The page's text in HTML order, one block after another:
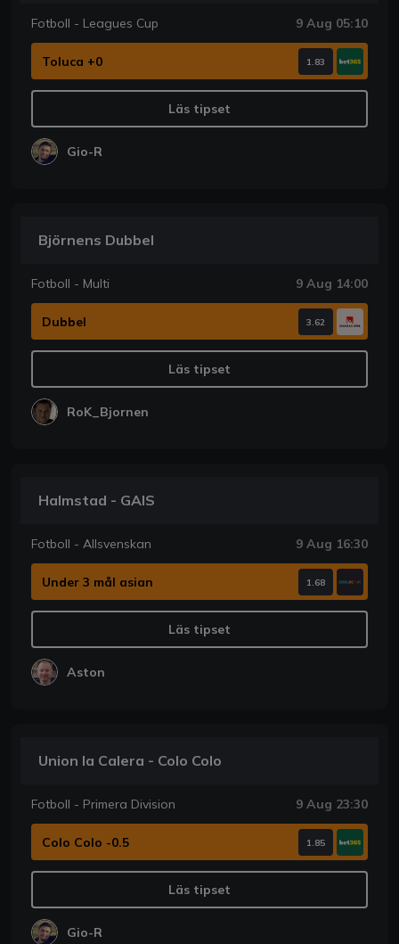
Fotboll - Leagues Cup 9 Aug 05:10
Toluca +0 1.83
Läs tipset
Gio-R
Björnens Dubbel
Fotboll - Multi 9 Aug 14:00
Dubbel 3.62
Läs tipset
RoK_Bjornen
Halmstad - GAIS
Fotboll - Allsvenskan 9 Aug 16:30
Under 3 mål asian 1.68
Läs tipset
Aston
Union la Calera - Colo Colo
Fotboll - Primera Division 9 Aug 23:30
Colo Colo -0.5 1.85
Läs tipset
Gio-R